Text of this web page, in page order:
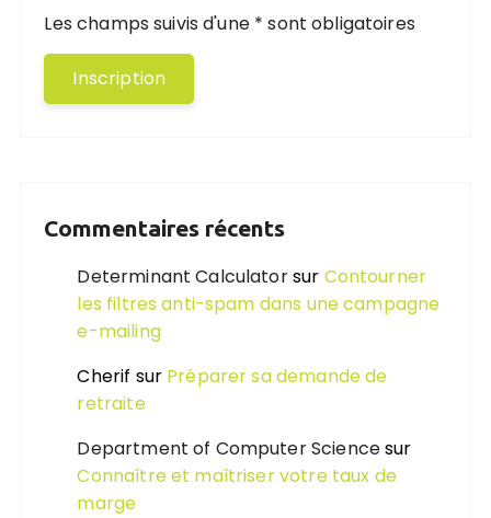
Les champs suivis d'une * sont obligatoires
Commentaires récents
Determinant Calculatorsur Contourner
les filtres anti-spam dans une campagne
e-mailing
Cherif sur Préparer sa demande de
retraite
Department of Computer Sciencesur
Connaître et maîtriser votre taux de
marge